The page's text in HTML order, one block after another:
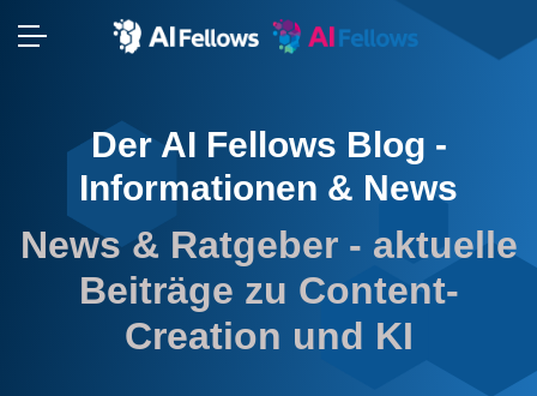
Der AI Fellows Blog -
Informationen & News
News & Ratgeber - aktuelle
Beiträge zu Content-
Creation und KI
⬢ ⬢
⬢